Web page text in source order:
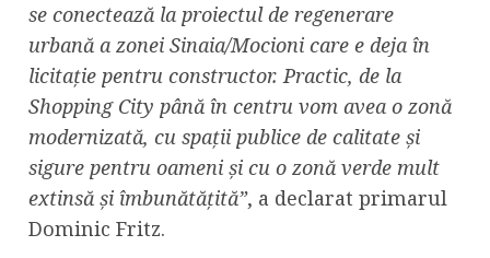
se conectează la proiectul de regenerare
urbană a zonei Sinaia/Mocioni care e deja în
licitație pentru constructor. Practic, de la
Shopping City până în centru vom avea o zonă
modernizată, cu spații publice de calitate și
sigure pentru oameni și cu o zonă verde mult
extinsă și îmbunătățită”, a declarat primarul
Dominic Fritz.